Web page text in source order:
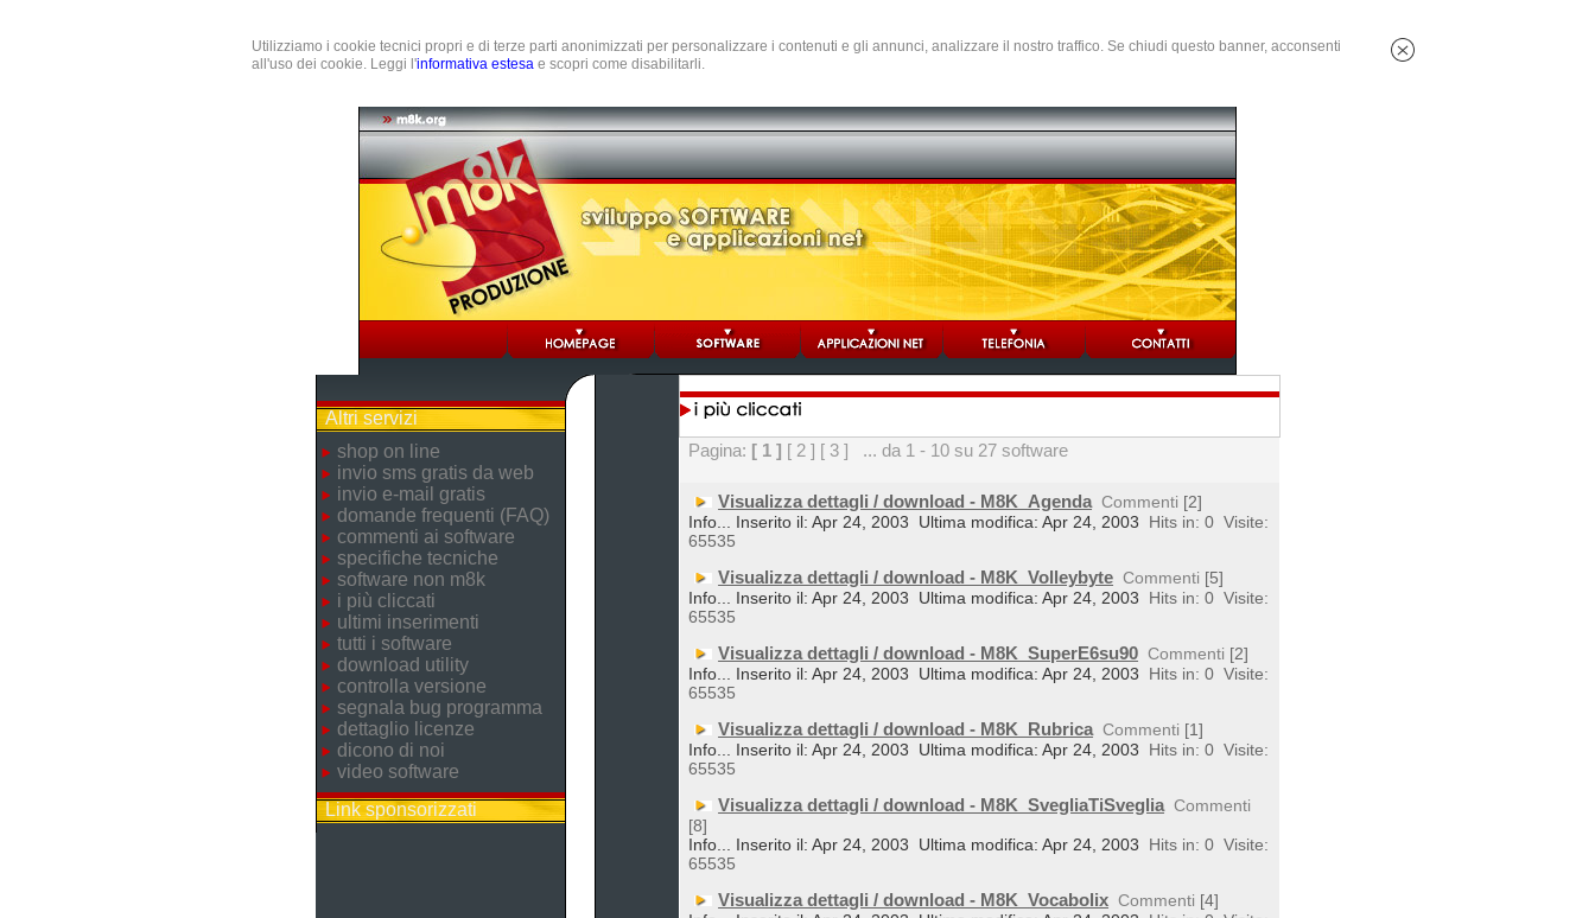
Utilizziamo i cookie tecnici propri e di terze parti anonimizzati per personalizzare i contenuti e gli annunci, analizzare il nostro traffico. Se chiudi questo banner, acconsenti
all'uso dei cookie. Leggi l'informativa estesa e scopri come disabilitarli.
Altri servizi
shop on line
invio sms gratis da web
invio e-mail gratis
domande frequenti (FAQ)
commenti ai software
specifiche tecniche
software non m8k
i più cliccati
ultimi inserimenti
tutti i software
download utility
controlla versione
segnala bug programma
dettaglio licenze
dicono di noi
video software
Link sponsorizzati
Pagina: [ 1 ] [ 2 ] [ 3 ] ... da 1 - 10 su 27 software
Visualizza dettagli / download - M8K_Agenda Commenti [2]
Info... Inserito il: Apr 24, 2003
Ultima modifica: Apr 24, 2003 Hits in: 0 Visite:
65535
Visualizza dettagli / download - M8K_Volleybyte Commenti [5]
Info... Inserito il: Apr 24, 2003
Ultima modifica: Apr 24, 2003 Hits in: 0 Visite:
65535
Visualizza dettagli / download - M8K_SuperE6su90 Commenti [2]
Info... Inserito il: Apr 24, 2003
Ultima modifica: Apr 24, 2003 Hits in: 0 Visite:
65535
Visualizza dettagli / download - M8K_Rubrica Commenti [1]
Info... Inserito il: Apr 24, 2003
Ultima modifica: Apr 24, 2003 Hits in: 0 Visite:
65535
Visualizza dettagli / download - M8K_SvegliaTiSveglia Commenti
[8]
Info... Inserito il: Apr 24, 2003
Ultima modifica: Apr 24, 2003 Hits in: 0 Visite:
65535
Visualizza dettagli / download - M8K_Vocabolix Commenti [4]